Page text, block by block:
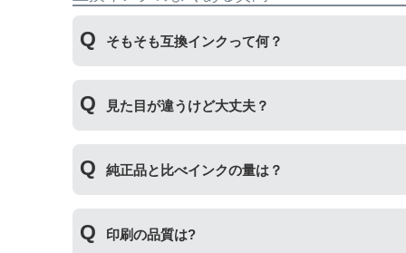
そもそも互換インクって何？
いただくことができます。
見た目が違うけど大丈夫？
場合もございます。使用には問題ございませんの
純正品と比べインクの量は？
純正より印刷数量が多くなるわけではありません
印刷の品質は?